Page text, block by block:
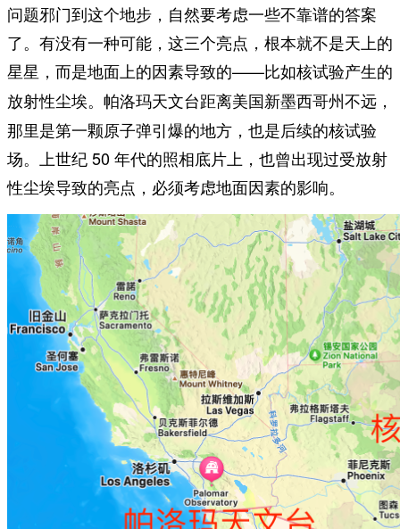
问题邪门到这个地步，自然要考虑一些不靠谱的答案
了。有没有一种可能，这三个亮点，根本就不是天上的
星星，而是地面上的因素导致的——比如核试验产生的
放射性尘埃。帕洛玛天文台距离美国新墨西哥州不远，
那里是第一颗原子弹引爆的地方，也是后续的核试验
场。上世纪 50 年代的照相底片上，也曾出现过受放射
性尘埃导致的亮点，必须考虑地面因素的影响。